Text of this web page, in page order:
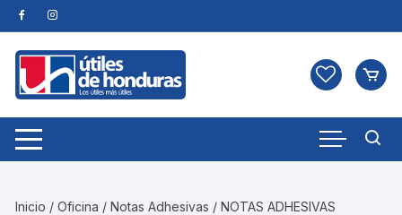
Skip
to
content
Inicio /Oficina /Notas Adhesivas / NOTAS ADHESIVAS